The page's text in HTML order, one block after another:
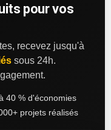
pour vos
recevez jusqu'à
sous 24h.
40 % d'économies
projets réalisés